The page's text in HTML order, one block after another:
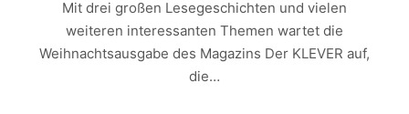
Mit drei großen Lesegeschichten und vielen
weiteren interessanten Themen wartet die
Weihnachtsausgabe des Magazins Der KLEVER auf,
die…